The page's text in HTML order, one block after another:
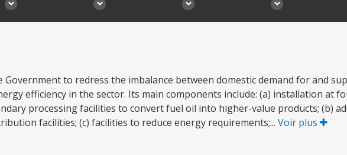
Government to redress the imbalance between domestic demand for and
efficiency in the sector. Its main components include: (a) installation at
processing facilities to convert fuel oil into higher-value products; (b)
facilities; (c) facilities to reduce energy requirements;... Voir plus